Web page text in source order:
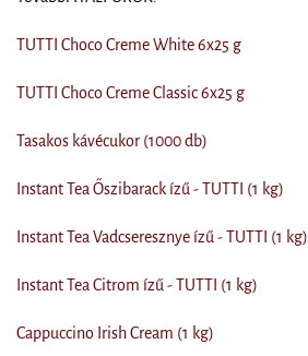
TUTTI Choco Creme White 6x25 g
TUTTI Choco Creme Classic 6x25 g
Tasakos kávécukor (1000 db)
Instant Tea Őszibarack ízű - TUTTI (1 kg)
Instant Tea Vadcseresznye ízű - TUTTI (1 kg)
Instant Tea Citrom ízű - TUTTI (1 kg)
Cappuccino Irish Cream (1 kg)